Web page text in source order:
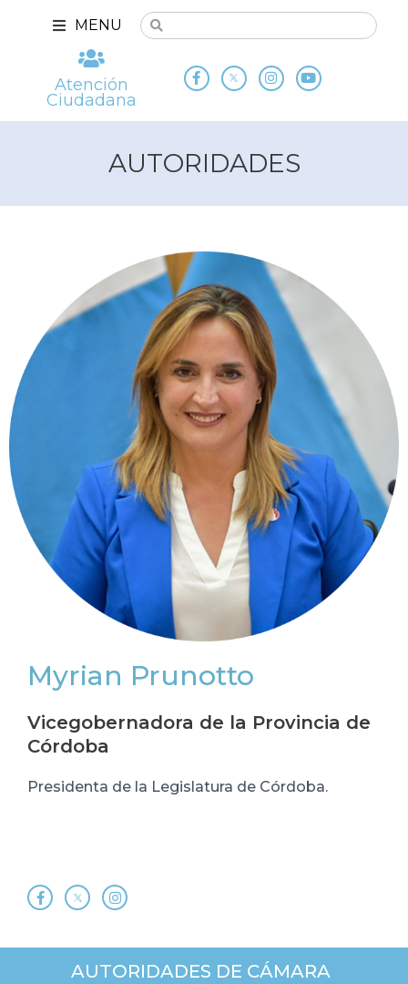
MENU
Atención
Ciudadana
AUTORIDADES
Myrian Prunotto
Vicegobernadora de la Provincia de
Córdoba
Presidenta de la Legislatura de Córdoba.
AUTORIDADES DE CÁMARA